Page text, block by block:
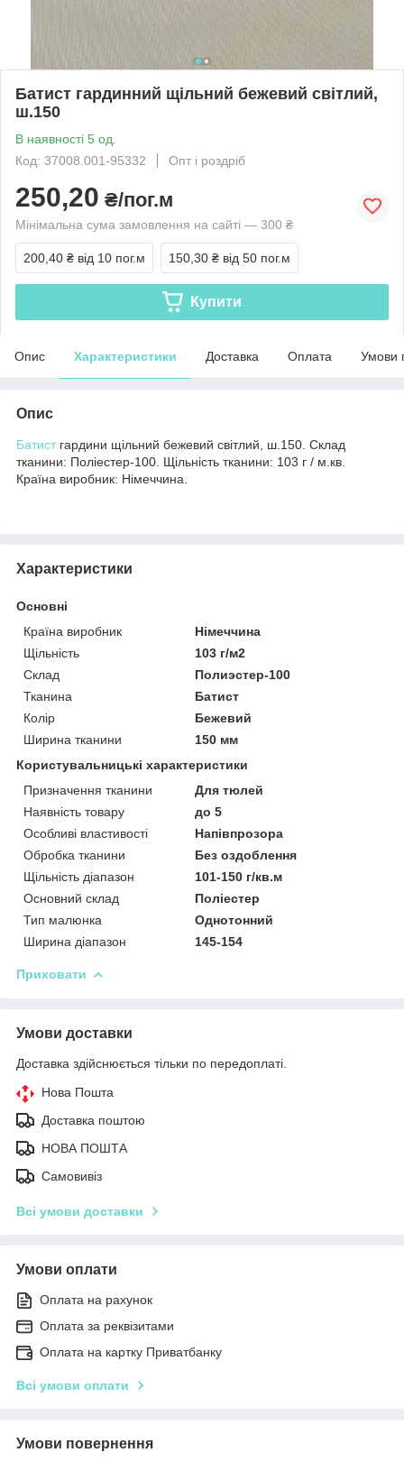
Батист гардинний щільний бежевий світлий,
ш.150
В наявності 5 од.
Код: 37008.001-95332
Опт і роздріб
250,20 ₴/пог.м
Мінімальна сума замовлення на сайті — 300 ₴
200,40 ₴ від 10 пог.м 150,30 ₴ від 50 пог.м
Купити
Опис Характеристики Доставка Оплата Умови
Опис
Батистгардини щільний бежевий світлий, ш.150. Склад
тканини: Поліестер-100. Щільність тканини: 103 г / м.кв.
Країна виробник: Німеччина.
Характеристики
Основні
Країна виробник
Німеччина
Щільність
103 г/м2
Склад
Полиэстер-100
Тканина
Батист
Колір
Бежевий
Ширина тканини
150 мм
Користувальницькі характеристики
Призначення тканини
Для тюлей
Наявність товару
до 5
Особливі властивості
Напівпрозора
Обробка тканини
Без оздоблення
Щільність діапазон
101-150 г/кв.м
Основний склад
Поліестер
Тип малюнка
Однотонний
Ширина діапазон
145-154
Приховати
Умови доставки
Доставка здійснюється тільки по передоплаті.
Нова Пошта
Доставка поштою
НОВА ПОШТА
Самовивіз
Всі умови доставки
Умови оплати
Оплата на рахунок
Оплата за реквізитами
Оплата на картку Приватбанку
Всі умови оплати
Умови повернення